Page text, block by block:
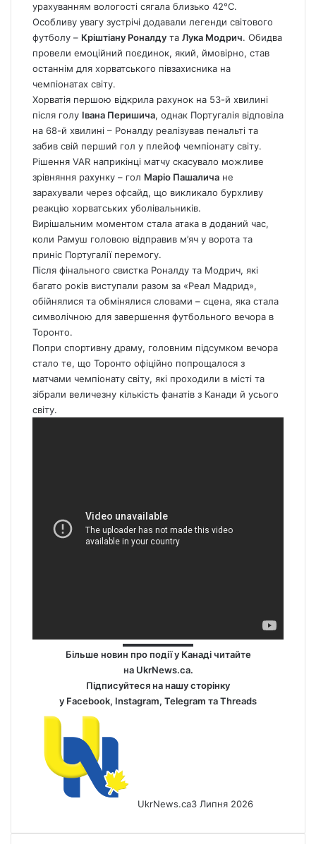
урахуванням вологості сягала близько 42°C.
Особливу увагу зустрічі додавали легенди світового
футболу – Кріштіану Роналду та Лука Модрич. Обидва
провели емоційний поєдинок, який, ймовірно, став
останнім для хорватського півзахисника на
чемпіонатах світу.
Хорватія першою відкрила рахунок на 53-й хвилині
після голу Івана Перишича, однак Португалія відповіла
на 68-й хвилині – Роналду реалізував пенальті та
забив свій перший гол у плейоф чемпіонату світу.
Рішення VAR наприкінці матчу скасувало можливе
зрівняння рахунку – гол Маріо Пашалича не
зарахували через офсайд, що викликало бурхливу
реакцію хорватських уболівальників.
Вирішальним моментом стала атака в доданий час,
коли Рамуш головою відправив м’яч у ворота та
приніс Португалії перемогу.
Після фінального свистка Роналду та Модрич, які
багато років виступали разом за «Реал Мадрид»,
обійнялися та обмінялися словами – сцена, яка стала
символічною для завершення футбольного вечора в
Торонто.
Попри спортивну драму, головним підсумком вечора
стало те, що Торонто офіційно попрощалося з
матчами чемпіонату світу, які проходили в місті та
зібрали величезну кількість фанатів з Канади й усього
світу.
Більше новин про події у Канаді читайте
на UkrNews.ca.
Підписуйтеся на нашу сторінку
у Facebook, Instagram, Telegram таThreads
UkrNews.ca3 Липня 2026